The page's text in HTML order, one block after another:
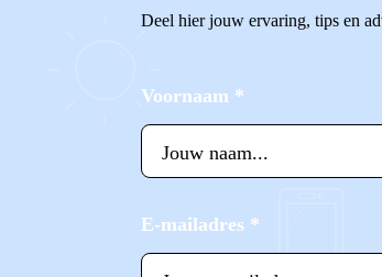
Deel hier jouw ervaring, tips en
Voornaam *
E-mailadres *